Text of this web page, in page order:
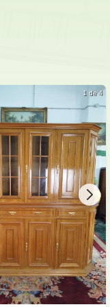
Oferta Bajo Sobre ...
Laura Medici
Oferta Bajo Sobre ...
Laura Medici
1 de 4